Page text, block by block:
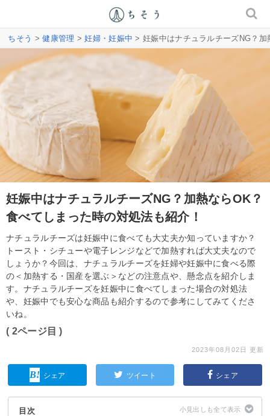
ちそう >健康管理 >妊婦・妊娠中 > 妊娠中はナチュラルチーズNG？
妊娠中はナチュラルチーズNG？加熱ならOK？
食べてしまった時の対処法も紹介！
ナチュラルチーズは妊娠中に食べても大丈夫か知っていますか？
トースト・シチューや電子レンジなどで加熱すれば大丈夫なので
しょうか？今回は、ナチュラルチーズを妊婦や妊娠中に食べる際
の＜加熱する・国産を選ぶ＞などの注意点や、懸念点を紹介しま
す。ナチュラルチーズを妊娠中に食べてしまった場合の対処法
や、妊娠中でも安心な商品も紹介するので参考にしてみてくださ
いね。
( 2ページ目 )
2023年08月02日 更新
シェア ツイート シェア
目次